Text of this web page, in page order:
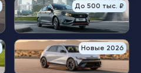
До 500 тыс. ₽
Новые 2026